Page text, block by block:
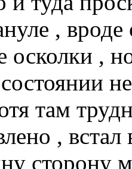
,
осколки ,
там
,
сторону